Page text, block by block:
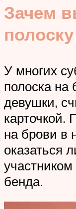
Зачем
У многих
полоска на
девушки,
карточкой.
на брови в
оказаться
бенда.